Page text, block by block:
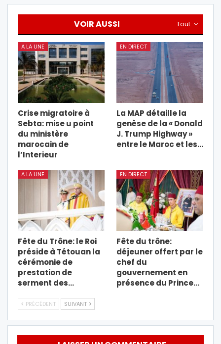
Tout
VOIR AUSSI
A LA UNE
Crise migratoire à
Sebta: mise u point
du ministère
marocain de
l’Interieur
EN DIRECT
La MAP détaille la
genèse de la « Donald
J. Trump Highway »
entre le Maroc et les…
A LA UNE
Fête du Trône: le Roi
préside à Tétouan la
cérémonie de
prestation de
serment des…
EN DIRECT
Fête du trône:
déjeuner offert par le
chef du
gouvernement en
présence du Prince…
PRÉCÉDENT SUIVANT